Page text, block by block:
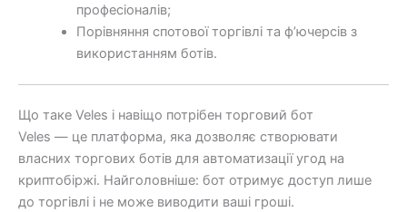
професіоналів;
Порівняння спотової торгівлі та ф’ючерсів з
використанням ботів.
Що таке Veles і навіщо потрібен торговий бот
Veles — це платформа, яка дозволяє створювати
власних торгових ботів для автоматизації угод на
криптобіржі. Найголовніше: бот отримує доступ лише
до торгівлі і не може виводити ваші гроші.